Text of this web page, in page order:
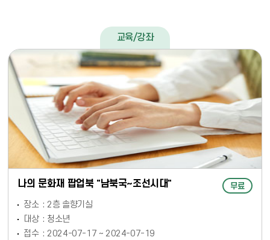
교육/강좌
나의 문화재 팝업북 "남북국~조선시대" 무료
장소
2층 솔향기실
대상
청소년
접수
2024-07-17 ~ 2024-07-19